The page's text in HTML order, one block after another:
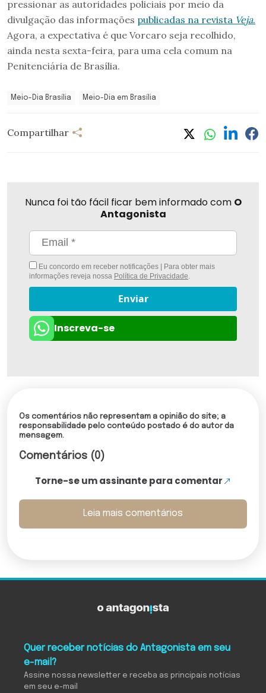
pressionar as autoridades policiais por meio da
divulgação das informações publicadas na revista Veja.
Agora, a expectativa é que Vorcaro seja recolhido,
ainda nesta sexta-feira, para uma cela comum na
Penitenciária de Brasília.
Meio-Dia Brasília Meio-Dia em Brasília
Compartilhar
Nunca foi tão fácil ficar bem informado com O
Antagonista
Eu concordo em receber notificações | Para obter mais
informações reveja nossa Política de Privacidade.
Enviar
Inscreva-se
Os comentários não representam a opinião do site; a
responsabilidade pelo conteúdo postado é do autor da
mensagem.
Comentários (0)
Torne-se um assinante para comentar
Leia mais comentários
Quer receber notícias do Antagonista em seu
e-mail?
Assine nossa newsletter e receba as principais notícias
em seu e-mail